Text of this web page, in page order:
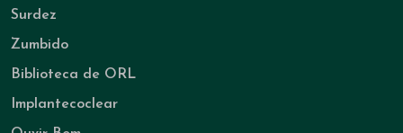
Surdez
Zumbido
Biblioteca de ORL
Implantecoclear